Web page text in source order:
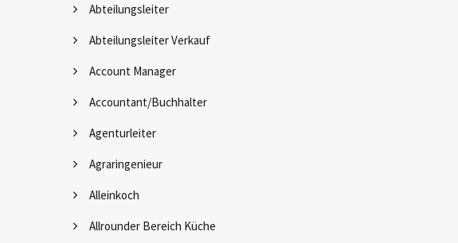
Abteilungsleiter
Abteilungsleiter Verkauf
Account Manager
Accountant/Buchhalter
Agenturleiter
Agraringenieur
Alleinkoch
Allrounder Bereich Küche